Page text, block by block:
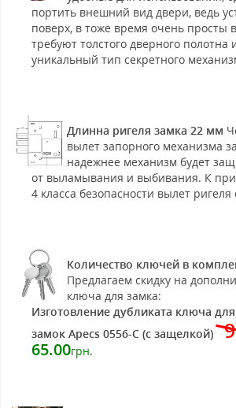
портить внешний вид двери, ведь
поверх, в тоже время очень просты
требуют толстого дверного полотна
уникальный тип секретного
Длинна ригеля замка 22 мм
вылет запорного механизма
надежнее механизм будет
от выламывания и выбивания. К
4 класса безопасности вылет
Количество ключей в
Предлагаем скидку на
ключа для замка:
Изготовление дубликата ключа
замок Apecs 0556-C (с защелкой)
65.00грн.